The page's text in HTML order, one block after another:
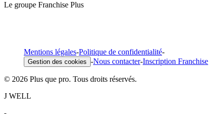
Le groupe Franchise Plus
Mentions légales-Politique de confidentialité-
Gestion des cookies -Nous contacter-Inscription Franchise
© 2026 Plus que pro. Tous droits réservés.
J WELL